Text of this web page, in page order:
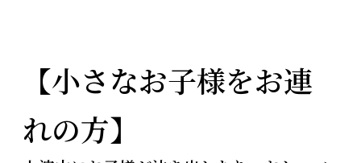
【小さなお子様をお連
れの方】